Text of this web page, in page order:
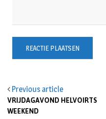
Previous article
VRIJDAGAVOND HELVOIRTS
WEEKEND